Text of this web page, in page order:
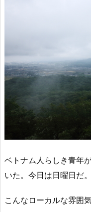
ベトナム人らしき青年
いた。今日は日曜日だ
こんなローカルな雰囲